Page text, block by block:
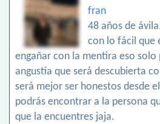
fran
48 años de
con lo fácil que
engañar con la mentira eso solo
angustia que será descubierta
será mejor ser honestos desde
podrás encontrar a la persona
que la encuentres jaja.